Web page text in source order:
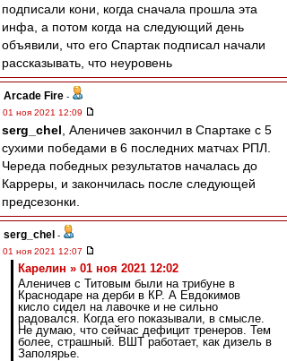
подписали кони, когда сначала прошла эта
инфа, а потом когда на следующий день
объявили, что его Спартак подписал начали
рассказывать, что неуровень
Arcade Fire -
01 ноя 2021 12:09
serg_chel , Аленичев закончил в Спартаке с 5
сухими победами в 6 последних матчах РПЛ.
Череда победных результатов началась до
Карреры, и закончилась после следующей
предсезонки.
serg_chel -
01 ноя 2021 12:07
Карелин » 01 ноя 2021 12:02
Аленичев с Титовым были на трибуне в
Краснодаре на дерби в КР. А Евдокимов
кисло сидел на лавочке и не сильно
радовался. Когда его показывали, в смысле.
Не думаю, что сейчас дефицит тренеров. Тем
более, страшный. ВШТ работает, как дизель в
Заполярье.